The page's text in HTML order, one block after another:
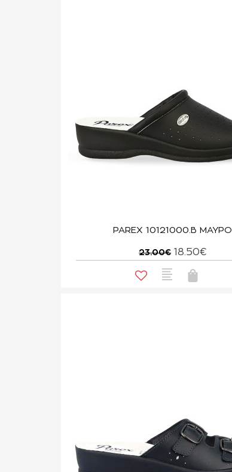
PAREX 10121000.B ΜΑΥΡΟ
23.00€ 18.50€